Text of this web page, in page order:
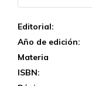
Editorial:
Año de edición:
Materia
ISBN: